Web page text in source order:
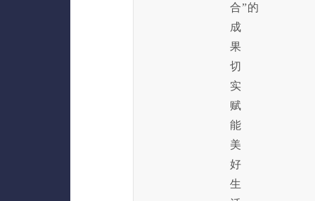
合”的
成
果
切
实
赋
能
美
好
生